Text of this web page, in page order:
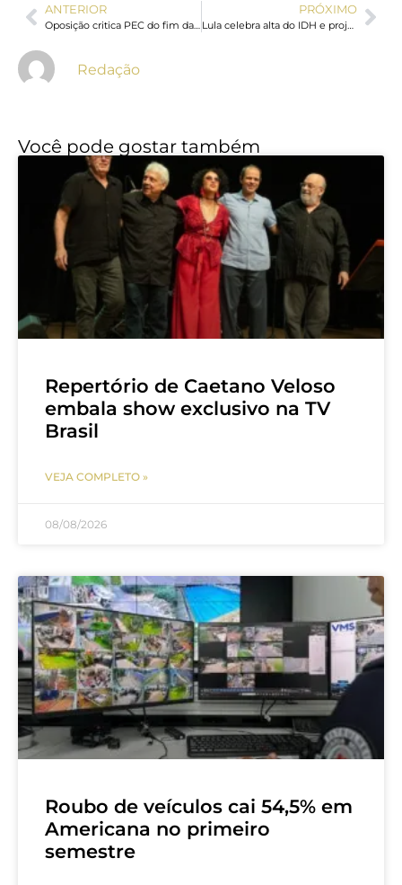
ANTERIOR
Oposição critica PEC do fim da escala 6×1 durante votação na Comissão
PRÓXIMO
Lula celebra alta do IDH e projeta avanço com transição energética
Redação
Você pode gostar também
Repertório de Caetano Veloso
embala show exclusivo na TV
Brasil
VEJA COMPLETO »
08/08/2026
Roubo de veículos cai 54,5% em
Americana no primeiro
semestre